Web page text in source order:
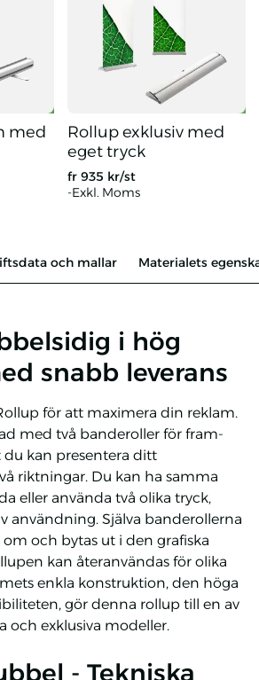
med
Rollup exklusiv med
eget tryck
fr 935 kr/st
-Exkl. Moms
och mallar Materialets
i hög
snabb leverans
för att maximera din reklam.
med två banderoller för fram-
du kan presentera ditt
riktningar. Du kan ha samma
eller använda två olika tryck,
användning. Själva banderollerna
och bytas ut i den grafiska
kan återanvändas för olika
enkla konstruktion, den höga
gör denna rollup till en av
och exklusiva modeller.
- Tekniska